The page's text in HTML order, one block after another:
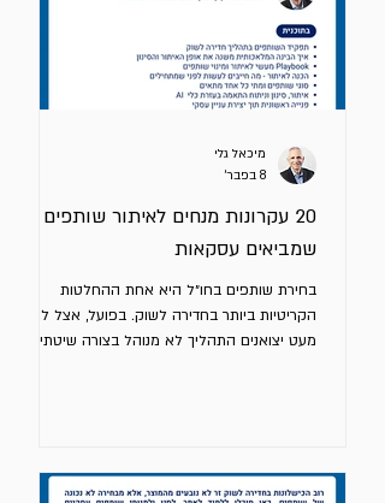
20 עקרונות מנחים לאיתור שותפים
שמביאים עסקאות
בחירת שותפים בחו״ל היא אחת ההחלטות
הקריטיות ביותר בחדירה לשוק. בפועל, אצל לא
מעט יצואנים התהליך לא מנוהל בצורה שיטתית
בוחרים שוק בתהליך יזום ורק אח"כ שותף. פנייה
מיכאל גלי
8 בפבר׳